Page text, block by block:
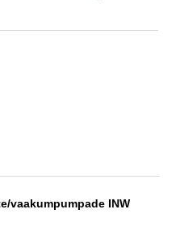
vaakumpumpade INW